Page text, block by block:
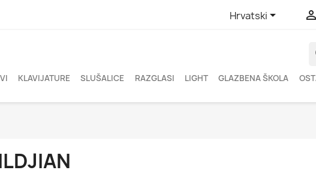
Hrvatski 
KLAVIJATURE SLUŠALICE RAZGLASI LIGHT GLAZBENA ŠKOLA